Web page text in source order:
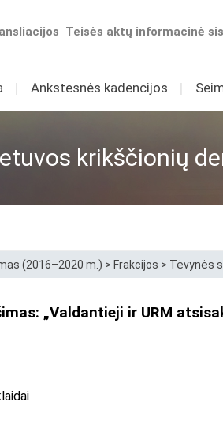
Teisės aktų informacinė
I Ankstesnės kadencijos I
krikščionių
(2016–2020 m.) > Frakcijos > Tėvynės
„Valdantieji ir URM